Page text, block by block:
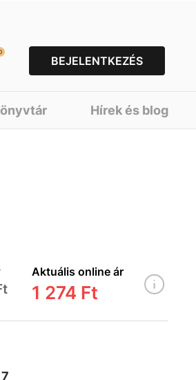
BEJELENTKEZÉS
Hírek és blog
Aktuális online ár
1 274 Ft